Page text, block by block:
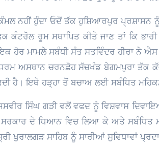
ਨਹੀਂ ਹੁੰਦਾ ਓਦੋਂ ਤੱਕ ਹੁਸ਼ਿਆਰਪੁਰ ਪ੍ਰਸ਼ਾਸਨ
ਕੰਟਰੋਲ ਰੂਮ ਸਥਾਪਿਤ ਕੀਤੇ ਜਾਣ ਤਾਂ ਕਿ
ਹੋਰ ਮਾਮਲੇ ਸਬੰਧੀ ਸੰਤ ਸਤਵਿੰਦਰ ਹੀਰਾ ਨੇ
ਅਸਥਾਨ ਚਰਨਛੋਹ ਸੱਚਖੰਡ ਬੇਗਮਪੁਰਾ ਤੱਕ
ਹੈ। ਇਥੇ ਹੜ੍ਹਾ ਤੋਂ ਬਚਾਅ ਲਈ ਸਬੰਧਿਤ
ਸਿੰਘ ਗੜੀ ਵਲੋਂ ਵਫਦ ਨੂੰ ਵਿਸ਼ਵਾਸ
ਦੇ ਧਿਆਨ ਵਿਚ ਲਿਆ ਕੇ ਅਤੇ ਸਬੰਧਿਤ
ਖੁਰਾਲਗੜ ਸਾਹਿਬ ਨੂੰ ਸਾਰੀਆਂ ਸੁਵਿਧਾਵਾਂ